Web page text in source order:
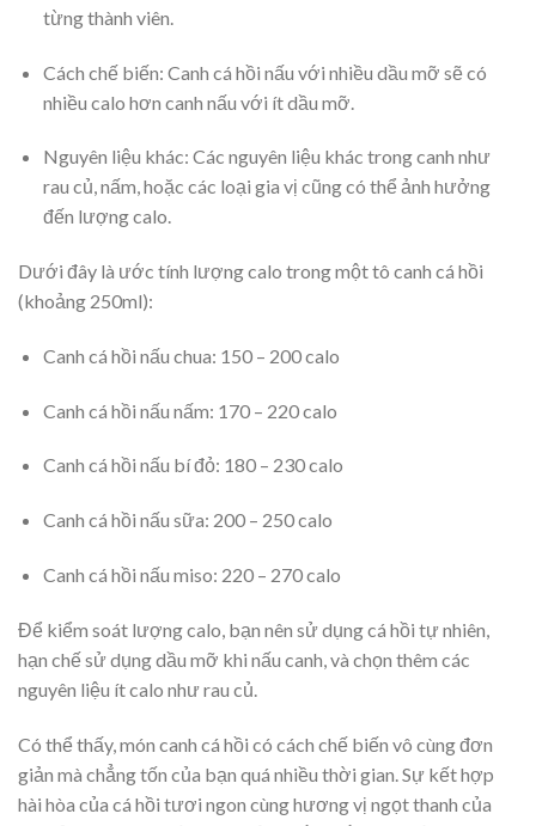
từng thành viên.
Cách chế biến: Canh cá hồi nấu với nhiều dầu mỡ sẽ có
nhiều calo hơn canh nấu với ít dầu mỡ.
Nguyên liệu khác: Các nguyên liệu khác trong canh như
rau củ, nấm, hoặc các loại gia vị cũng có thể ảnh hưởng
đến lượng calo.
Dưới đây là ước tính lượng calo trong một tô canh cá hồi
(khoảng 250ml):
Canh cá hồi nấu chua: 150 – 200 calo
Canh cá hồi nấu nấm: 170 – 220 calo
Canh cá hồi nấu bí đỏ: 180 – 230 calo
Canh cá hồi nấu sữa: 200 – 250 calo
Canh cá hồi nấu miso: 220 – 270 calo
Để kiểm soát lượng calo, bạn nên sử dụng cá hồi tự nhiên,
hạn chế sử dụng dầu mỡ khi nấu canh, và chọn thêm các
nguyên liệu ít calo như rau củ.
Có thể thấy, món canh cá hồi có cách chế biến vô cùng đơn
giản mà chẳng tốn của bạn quá nhiều thời gian. Sự kết hợp
hài hòa của cá hồi tươi ngon cùng hương vị ngọt thanh của